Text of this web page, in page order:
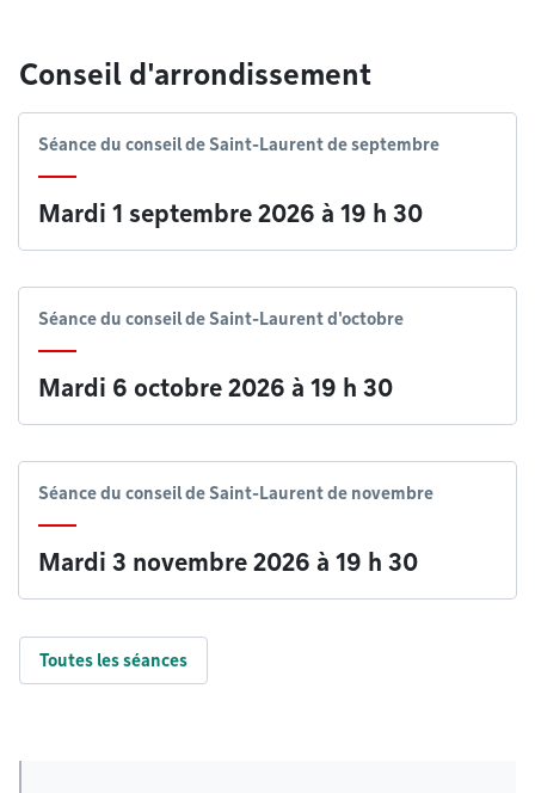
Conseil d'arrondissement
Séance du conseil de Saint-Laurent de septembre
Mardi 1 septembre 2026 à 19 h 30
Séance du conseil de Saint-Laurent d'octobre
Mardi 6 octobre 2026 à 19 h 30
Séance du conseil de Saint-Laurent de novembre
Mardi 3 novembre 2026 à 19 h 30
Toutes les séances